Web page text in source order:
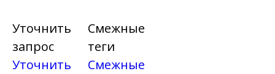
Уточнить
запрос
Уточнить
Смежные
теги
Смежные